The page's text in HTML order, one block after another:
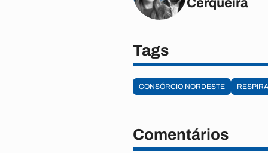
Cerqueira
Tags
CONSÓRCIO NORDESTE
Comentários